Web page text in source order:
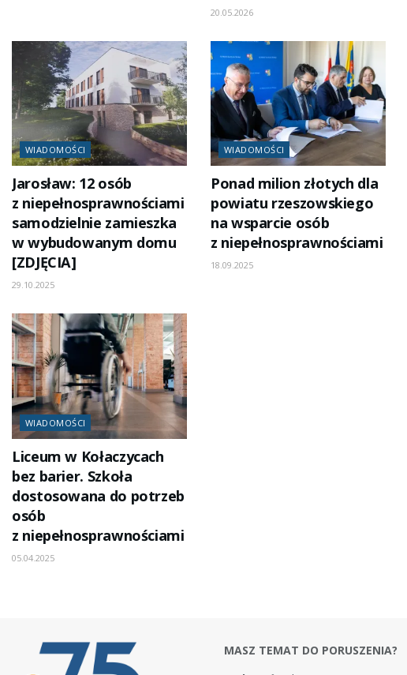
20.05.2026
WIADOMOŚCI
Jarosław: 12 osób
z niepełnosprawnościami
samodzielnie zamieszka
w wybudowanym domu
[ZDJĘCIA]
29.10.2025
WIADOMOŚCI
Ponad milion złotych dla
powiatu rzeszowskiego
na wsparcie osób
z niepełnosprawnościami
18.09.2025
WIADOMOŚCI
Liceum w Kołaczycach
bez barier. Szkoła
dostosowana do potrzeb
osób
z niepełnosprawnościami
05.04.2025
MASZ TEMAT DO PORUSZENIA?